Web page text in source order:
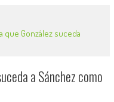
que González suceda
a Sánchez como